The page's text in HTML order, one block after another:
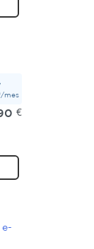
/mes
€